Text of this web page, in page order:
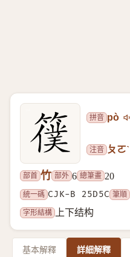
拼音 pò
注音 ㄆㄛˋ
部首 竹 部外 6 總筆畫 20
統一碼 CJK-B 25D5C 筆順
字形結構
上下结构
基本解釋 詳細解釋